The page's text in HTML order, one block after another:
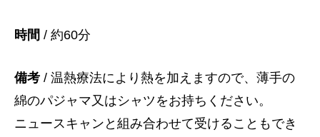
時間 / 約60分
備考 / 温熱療法により熱を加えますので、薄手の
綿のパジャマ又はシャツをお持ちください。
ニュースキャンと組み合わせて受けることもでき